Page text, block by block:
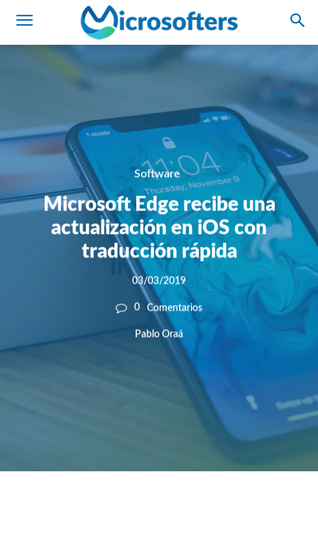
Software
Microsoft Edge recibe una
actualización en iOS con
traducción rápida
03/03/2019
0 Comentarios
Pablo Oraá